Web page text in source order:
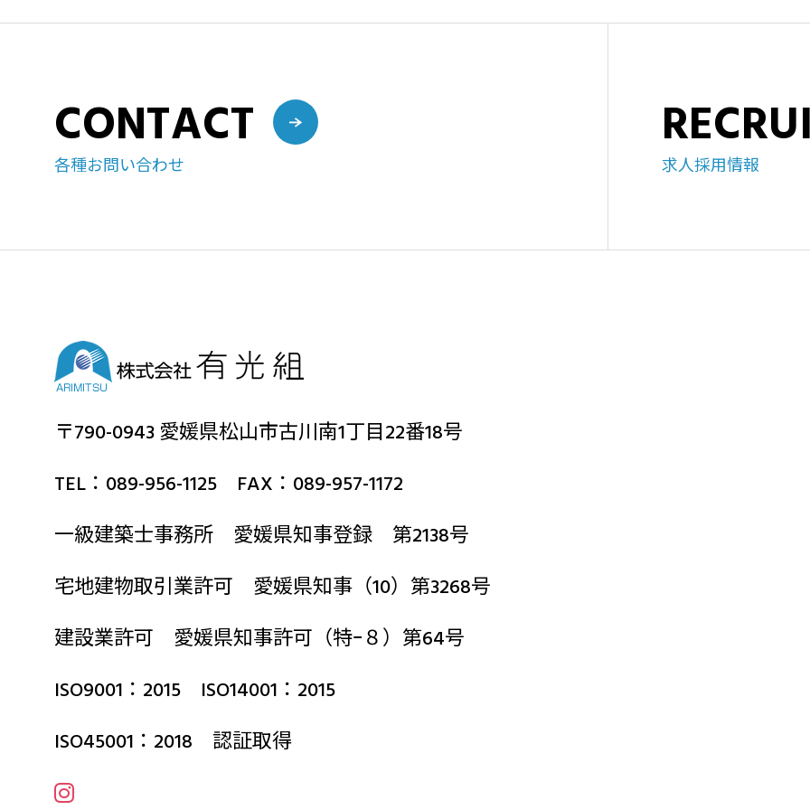
CONTACT
各種お問い合わせ 求人採用情報
〒790-0943 愛媛県松山市古川南1丁目22番18号
TEL：089-956-1125 FAX：089-957-1172
一級建築士事務所 愛媛県知事登録 第2138号
宅地建物取引業許可 愛媛県知事（10）第3268号
建設業許可 愛媛県知事許可（特ｰ８）第64号
ISO9001：2015 ISO14001：2015
ISO45001：2018 認証取得